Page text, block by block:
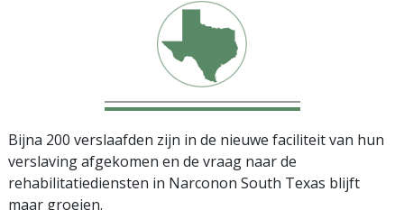
Bijna 200 verslaafden zijn in de nieuwe faciliteit van hun
verslaving afgekomen en de vraag naar de
rehabilitatiediensten in Narconon South Texas blijft
maar groeien.